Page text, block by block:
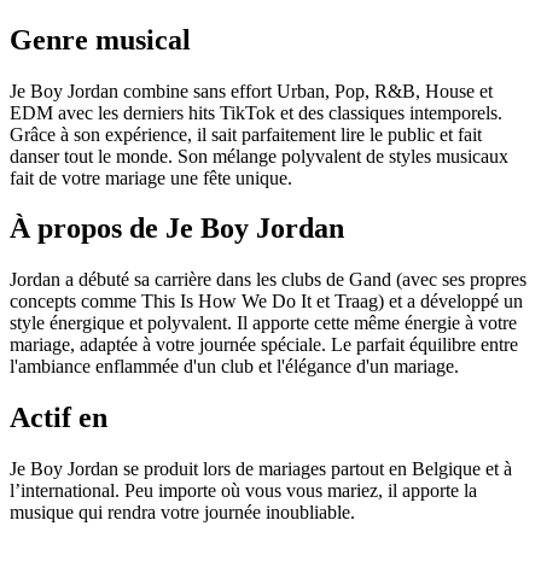
Genre musical
Je Boy Jordan combine sans effort Urban, Pop, R&B, House et
EDM avec les derniers hits TikTok et des classiques intemporels.
Grâce à son expérience, il sait parfaitement lire le public et fait
danser tout le monde. Son mélange polyvalent de styles musicaux
fait de votre mariage une fête unique.
À propos de Je Boy Jordan
Jordan a débuté sa carrière dans les clubs de Gand (avec ses propres
concepts comme This Is How We Do It et Traag) et a développé un
style énergique et polyvalent. Il apporte cette même énergie à votre
mariage, adaptée à votre journée spéciale. Le parfait équilibre entre
l'ambiance enflammée d'un club et l'élégance d'un mariage.
Actif en
Je Boy Jordan se produit lors de mariages partout en Belgique et à
l’international. Peu importe où vous vous mariez, il apporte la
musique qui rendra votre journée inoubliable.